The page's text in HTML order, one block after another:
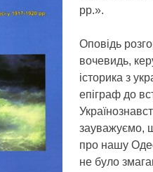
рр.».
Оповідь
вочевидь,
історика з
епіграф до
зауважуємо,
про нашу
не було